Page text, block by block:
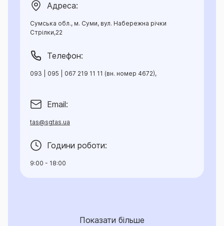
Адреса:
Сумська обл., м. Суми, вул. Набережна річки
Стрілки,22
Телефон:
093 | 095 | 067 219 11 11 (вн. номер 4672),
Email:
tas@sgtas.ua
Години роботи:
9:00 - 18:00
Показати більше